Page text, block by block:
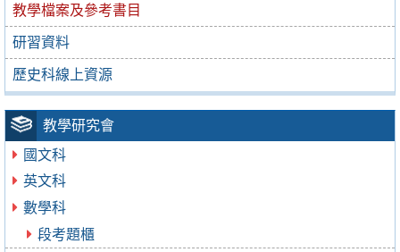
教學檔案及參考書目
研習資料
歷史科線上資源
教學研究會
國文科
英文科
數學科
段考題櫃